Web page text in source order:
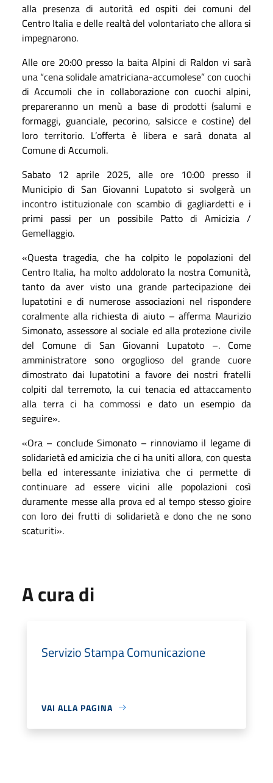
alla presenza di autorità ed ospiti dei comuni del
Centro Italia e delle realtà del volontariato che allora si
impegnarono.
Alle ore 20:00 presso la baita Alpini di Raldon vi sarà
una “cena solidale amatriciana-accumolese” con cuochi
di Accumoli che in collaborazione con cuochi alpini,
prepareranno un menù a base di prodotti (salumi e
formaggi, guanciale, pecorino, salsicce e costine) del
loro territorio. L’offerta è libera e sarà donata al
Comune di Accumoli.
Sabato 12 aprile 2025, alle ore 10:00 presso il
Municipio di San Giovanni Lupatoto si svolgerà un
incontro istituzionale con scambio di gagliardetti e i
primi passi per un possibile Patto di Amicizia /
Gemellaggio.
«Questa tragedia, che ha colpito le popolazioni del
Centro Italia, ha molto addolorato la nostra Comunità,
tanto da aver visto una grande partecipazione dei
lupatotini e di numerose associazioni nel rispondere
coralmente alla richiesta di aiuto – afferma Maurizio
Simonato, assessore al sociale ed alla protezione civile
del Comune di San Giovanni Lupatoto –. Come
amministratore sono orgoglioso del grande cuore
dimostrato dai lupatotini a favore dei nostri fratelli
colpiti dal terremoto, la cui tenacia ed attaccamento
alla terra ci ha commossi e dato un esempio da
seguire».
«Ora – conclude Simonato – rinnoviamo il legame di
solidarietà ed amicizia che ci ha uniti allora, con questa
bella ed interessante iniziativa che ci permette di
continuare ad essere vicini alle popolazioni così
duramente messe alla prova ed al tempo stesso gioire
con loro dei frutti di solidarietà e dono che ne sono
scaturiti».
A cura di
Servizio Stampa Comunicazione
VAI ALLA PAGINA